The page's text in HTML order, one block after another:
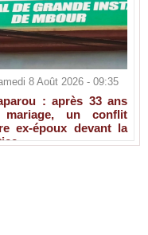
8 Août 2026 - 09:35
: après 33 ans
un conflit
ex-époux devant la